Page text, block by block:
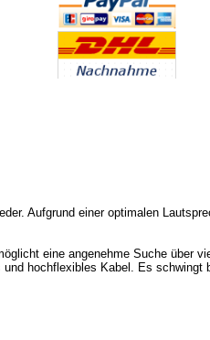
Aufgrund einer optimalen
eine angenehme Suche über
hochflexibles Kabel. Es schwingt